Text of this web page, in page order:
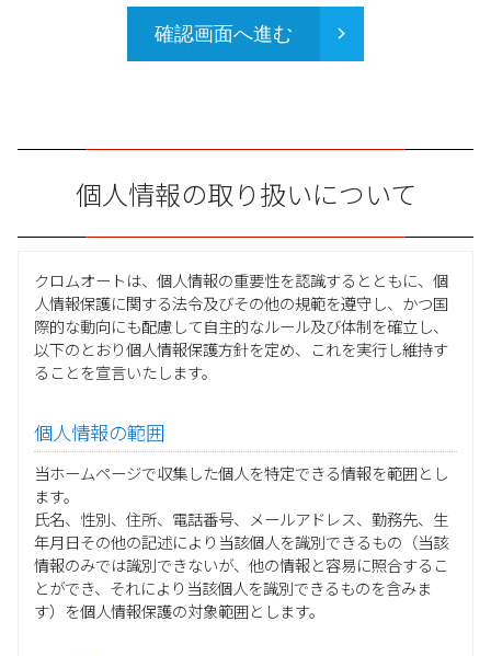
確認画面へ進む
個人情報の取り扱いについて
クロムオートは、個人情報の重要性を認識するとともに、個
人情報保護に関する法令及びその他の規範を遵守し、かつ国
際的な動向にも配慮して自主的なルール及び体制を確立し、
以下のとおり個人情報保護方針を定め、これを実行し維持す
ることを宣言いたします。
個人情報の範囲
当ホームページで収集した個人を特定できる情報を範囲とし
ます。
氏名、性別、住所、電話番号、メールアドレス、勤務先、生
年月日その他の記述により当該個人を識別できるもの（当該
情報のみでは識別できないが、他の情報と容易に照合するこ
とができ、それにより当該個人を識別できるものを含みま
す）を個人情報保護の対象範囲とします。